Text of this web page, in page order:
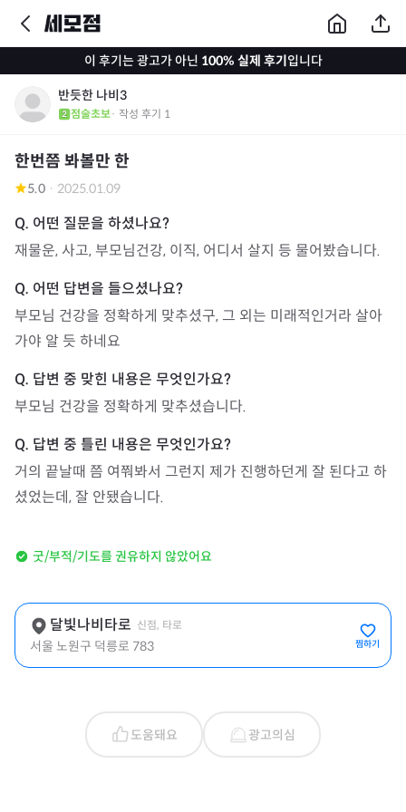
이 후기는 광고가 아닌 100% 실제 후기입니다
반듯한 나비3
점술초보· 작성 후기 1
한번쯤 봐볼만 한
5.0 · 2025.01.09
재물운, 사고, 부모님건강, 이직, 어디서 살지 등 물어봤습니다.
부모님 건강을 정확하게 맞추셨구, 그 외는 미래적인거라 살아
가야 알 듯 하네요
부모님 건강을 정확하게 맞추셨습니다.
거의 끝날때 쯤 여쭤봐서 그런지 제가 진행하던게 잘 된다고 하
셨었는데, 잘 안됐습니다.
굿/부적/기도를 권유하지 않았어요
달빛나비타로 신점, 타로
서울 노원구 덕릉로 783 찜하기
도움돼요 광고의심